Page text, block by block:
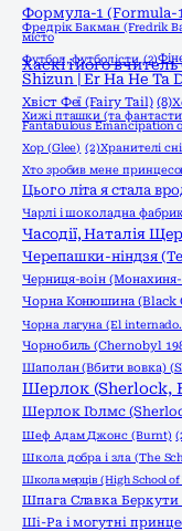
Формула-1 (Formula-
Фредрік Бакман (Fredrik
місто
Футбол, футболісти (2)
Хаскі і його
Shizun | Er Ha He Ta
Хвіст Феї (Fairy Tail) (8)
Хижі пташки (та
Fantabulous Emancipation
Хор (Glee) (2)Хранителі
Хто зробив мене
Цього літа я стала
Чарлі і шоколадна
Часодії, Наталія
Черепашки-ніндзя
Черниця-воiн
Чорна Конюшина (Black
Чорна лагуна (El
Чорнобиль (Chernobyl
Шаполан (Вбити вовка)
Шерлок (Sherlock,
Шерлок Голмс
Шеф Адам Джонс (Burnt)
Школа добра і зла (The
Школа мерців (High School of
Шпага Славка Беркути
Ші-Ра і могутні